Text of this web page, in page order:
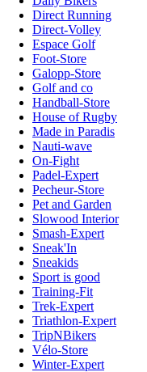
Direct Running
Direct-Volley
Espace Golf
Foot-Store
Galopp-Store
Golf and co
Handball-Store
House of Rugby
Made in Paradis
Nauti-wave
On-Fight
Padel-Expert
Pecheur-Store
Pet and Garden
Slowood Interior
Smash-Expert
Sneak'In
Sneakids
Sport is good
Training-Fit
Trek-Expert
Triathlon-Expert
TripNBikers
Vélo-Store
Winter-Expert